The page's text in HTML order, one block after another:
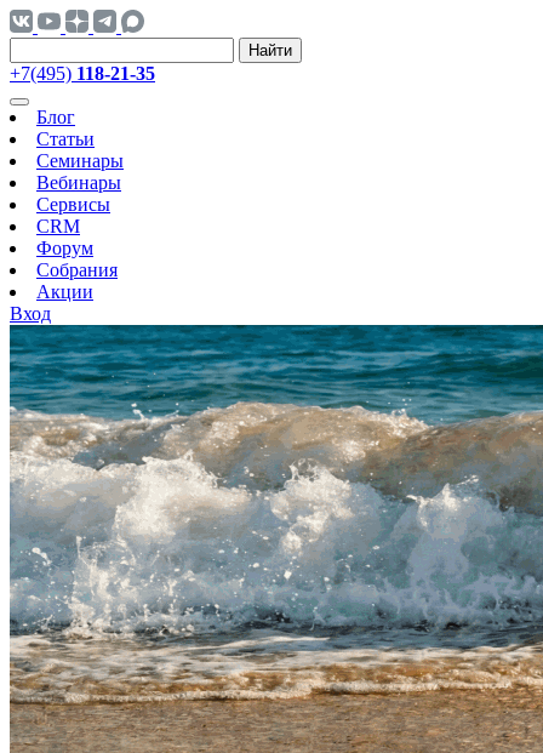
Найти
+7(495) 118-21-35
Блог
Статьи
Семинары
Вебинары
Сервисы
CRM
Форум
Собрания
Акции
Вход